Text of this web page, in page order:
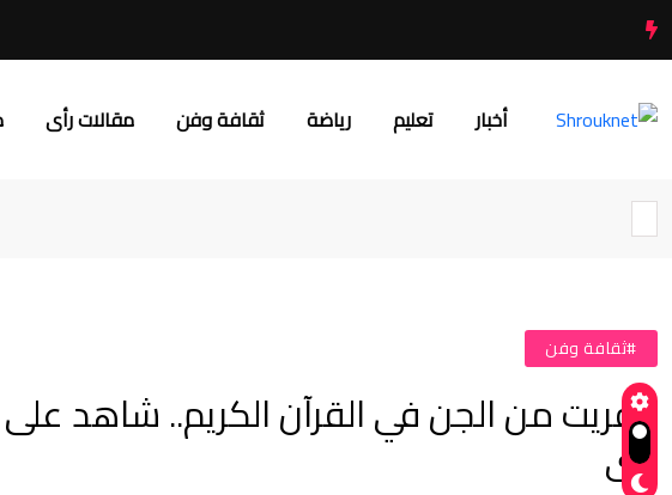
أخبار تعليم رياضة ثقافة وفن مقالات رأى
#ثقافة وفن
عفريت من الجن في القرآن الكريم.. شاهد
نرى